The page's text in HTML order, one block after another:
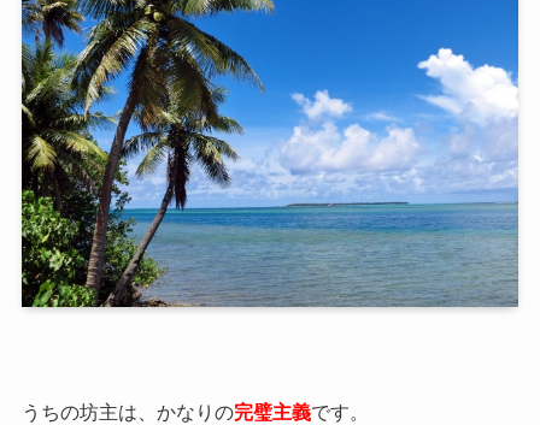
うちの坊主は、かなりの完璧主義です。